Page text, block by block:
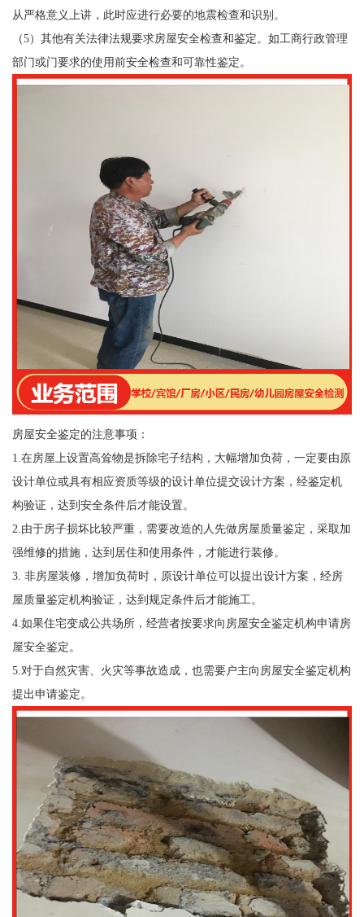
从严格意义上讲，此时应进行必要的地震检查和识别。
（5）其他有关法律法规要求房屋安全检查和鉴定。如工商行政管理
部门或门要求的使用前安全检查和可靠性鉴定。
房屋安全鉴定的注意事项：
1.在房屋上设置高耸物是拆除宅子结构，大幅增加负荷，一定要由原
设计单位或具有相应资质等级的设计单位提交设计方案，经鉴定机
构验证，达到安全条件后才能设置。
2.由于房子损坏比较严重，需要改造的人先做房屋质量鉴定，采取加
强维修的措施，达到居住和使用条件，才能进行装修。
3. 非房屋装修，增加负荷时，原设计单位可以提出设计方案，经房
屋质量鉴定机构验证，达到规定条件后才能施工。
4.如果住宅变成公共场所，经营者按要求向房屋安全鉴定机构申请房
屋安全鉴定。
5.对于自然灾害、火灾等事故造成，也需要户主向房屋安全鉴定机构
提出申请鉴定。